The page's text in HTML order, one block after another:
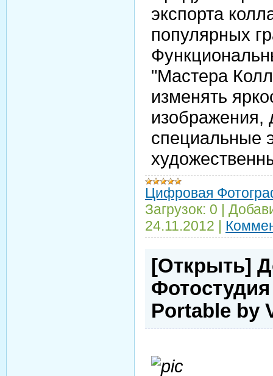
экспорта
популярных
"Мастера
изменять
изображения,
специальные
Цифровая
Загрузок: 0
24.11.2012
[Открыть]
Portable by